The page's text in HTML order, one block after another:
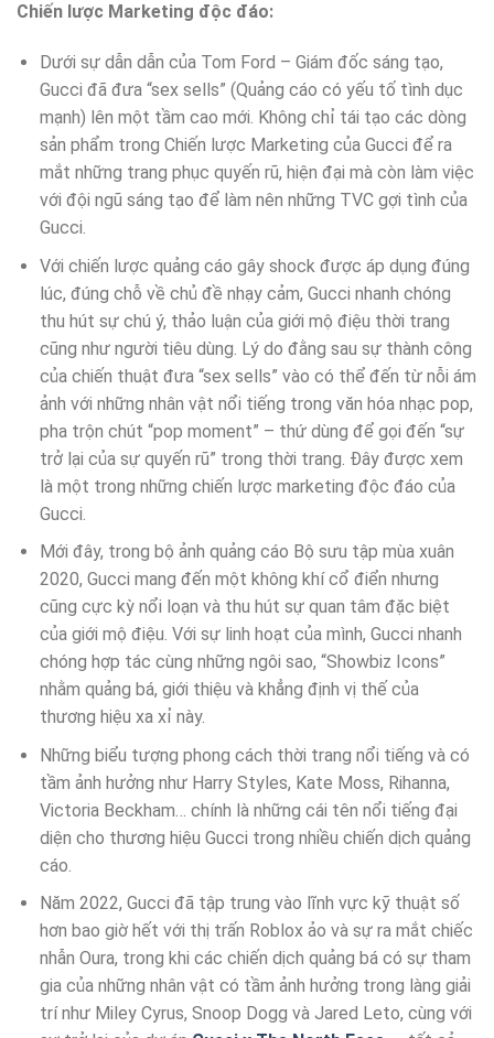
Chiến lược Marketing độc đáo:
Dưới sự dẫn dẫn của Tom Ford – Giám đốc sáng tạo,
Gucci đã đưa “sex sells” (Quảng cáo có yếu tố tình dục
mạnh) lên một tầm cao mới. Không chỉ tái tạo các dòng
sản phẩm trong Chiến lược Marketing của Gucci để ra
mắt những trang phục quyến rũ, hiện đại mà còn làm việc
với đội ngũ sáng tạo để làm nên những TVC gợi tình của
Gucci.
Với chiến lược quảng cáo gây shock được áp dụng đúng
lúc, đúng chỗ về chủ đề nhạy cảm, Gucci nhanh chóng
thu hút sự chú ý, thảo luận của giới mộ điệu thời trang
cũng như người tiêu dùng. Lý do đằng sau sự thành công
của chiến thuật đưa “sex sells” vào có thể đến từ nỗi ám
ảnh với những nhân vật nổi tiếng trong văn hóa nhạc pop,
pha trộn chút “pop moment” – thứ dùng để gọi đến “sự
trở lại của sự quyến rũ” trong thời trang. Đây được xem
là một trong những chiến lược marketing độc đáo của
Gucci.
Mới đây, trong bộ ảnh quảng cáo Bộ sưu tập mùa xuân
2020, Gucci mang đến một không khí cổ điển nhưng
cũng cực kỳ nổi loạn và thu hút sự quan tâm đặc biệt
của giới mộ điệu. Với sự linh hoạt của mình, Gucci nhanh
chóng hợp tác cùng những ngôi sao, “Showbiz Icons”
nhằm quảng bá, giới thiệu và khẳng định vị thế của
thương hiệu xa xỉ này.
Những biểu tượng phong cách thời trang nổi tiếng và có
tầm ảnh hưởng như Harry Styles, Kate Moss, Rihanna,
Victoria Beckham… chính là những cái tên nổi tiếng đại
diện cho thương hiệu Gucci trong nhiều chiến dịch quảng
cáo.
Năm 2022, Gucci đã tập trung vào lĩnh vực kỹ thuật số
hơn bao giờ hết với thị trấn Roblox ảo và sự ra mắt chiếc
nhẫn Oura, trong khi các chiến dịch quảng bá có sự tham
gia của những nhân vật có tầm ảnh hưởng trong làng giải
trí như Miley Cyrus, Snoop Dogg và Jared Leto, cùng với